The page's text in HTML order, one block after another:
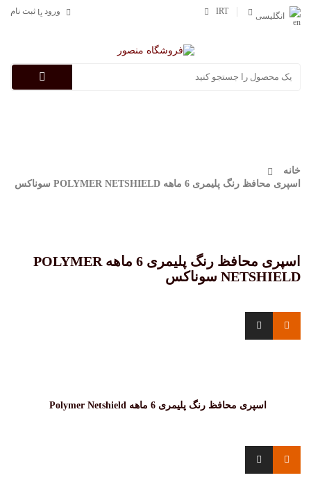
انگلیسی
IRT ورود یا ثبت نام
خانه
اسپری محافظ رنگ پلیمری 6 ماهه POLYMER NETSHIELD سوناکس
اسپری محافظ رنگ پلیمری 6 ماهه POLYMER
NETSHIELD سوناکس
اسپری محافظ رنگ پلیمری 6 ماهه Polymer Netshield